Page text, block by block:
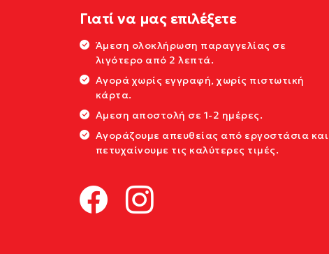
Γιατί να μας επιλέξετε
Άμεση ολοκλήρωση παραγγελίας σε
λιγότερο από 2 λεπτά.
Αγορά χωρίς εγγραφή, χωρίς πιστωτική
κάρτα.
Αμεση αποστολή σε 1-2 ημέρες.
Αγοράζουμε απευθείας από εργοστάσια και
πετυχαίνουμε τις καλύτερες τιμές.